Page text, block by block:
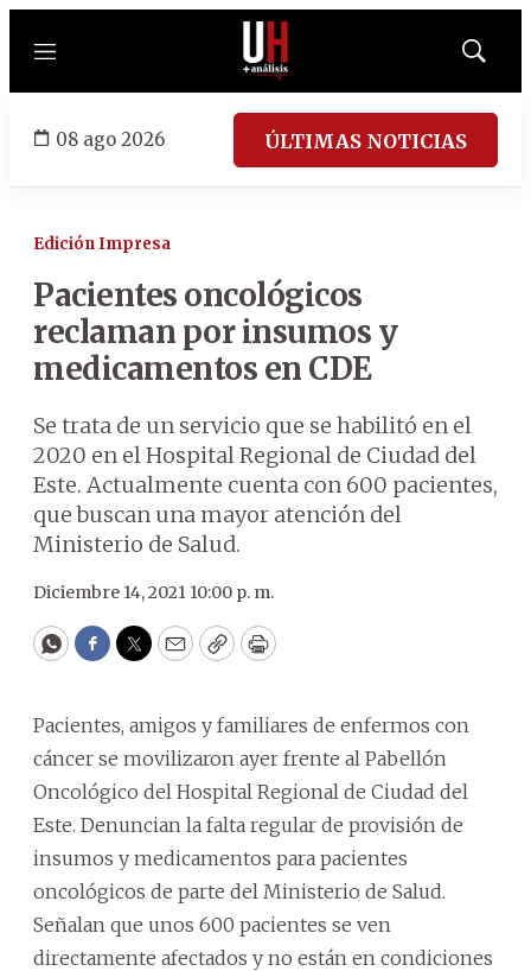
Menú
Mostrar
08 ago 2026 ÚLTIMAS NOTICIAS
Edición Impresa
Pacientes oncológicos
reclaman por insumos y
medicamentos en CDE
Se trata de un servicio que se habilitó en el
2020 en el Hospital Regional de Ciudad del
Este. Actualmente cuenta con 600 pacientes,
que buscan una mayor atención del
Ministerio de Salud.
Diciembre 14, 2021 10:00 p. m.
WhatsApp
Facebook
Twitter
EmailCopyPrint
Pacientes, amigos y familiares de enfermos con
cáncer se movilizaron ayer frente al Pabellón
Oncológico del Hospital Regional de Ciudad del
Este. Denuncian la falta regular de provisión de
insumos y medicamentos para pacientes
oncológicos de parte del Ministerio de Salud.
Señalan que unos 600 pacientes se ven
directamente afectados y no están en condiciones